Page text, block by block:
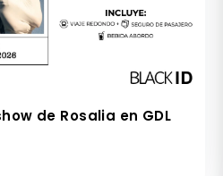
de Rosalia en GDL